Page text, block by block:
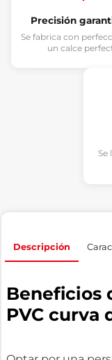
Precisión
Se fabrica con
un calce
Se
Descripción
Beneficios
PVC curva